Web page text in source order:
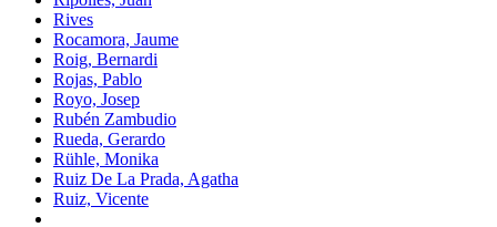
Rives
Rocamora, Jaume
Roig, Bernardi
Rojas, Pablo
Royo, Josep
Rubén Zambudio
Rueda, Gerardo
Rühle, Monika
Ruiz De La Prada, Agatha
Ruiz, Vicente